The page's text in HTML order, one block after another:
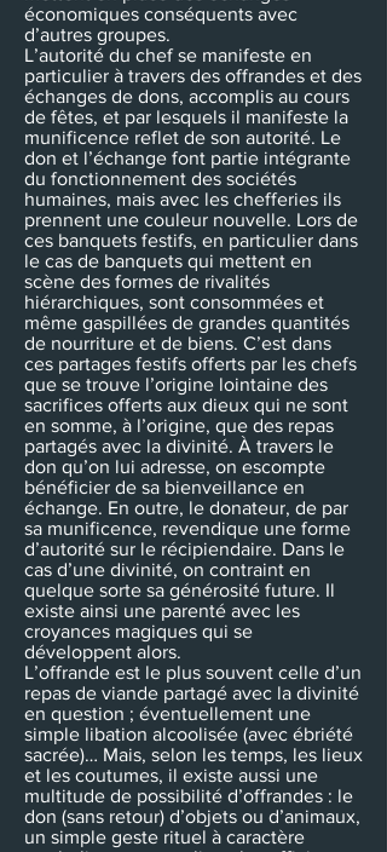
économiques conséquents avec
d’autres groupes.
L’autorité du chef se manifeste en
particulier à travers des offrandes et des
échanges de dons, accomplis au cours
de fêtes, et par lesquels il manifeste la
munificence reflet de son autorité. Le
don et l’échange font partie intégrante
du fonctionnement des sociétés
humaines, mais avec les chefferies ils
prennent une couleur nouvelle. Lors de
ces banquets festifs, en particulier dans
le cas de banquets qui mettent en
scène des formes de rivalités
hiérarchiques, sont consommées et
même gaspillées de grandes quantités
de nourriture et de biens. C’est dans
ces partages festifs offerts par les chefs
que se trouve l’origine lointaine des
sacrifices offerts aux dieux qui ne sont
en somme, à l’origine, que des repas
partagés avec la divinité. À travers le
don qu’on lui adresse, on escompte
bénéficier de sa bienveillance en
échange. En outre, le donateur, de par
sa munificence, revendique une forme
d’autorité sur le récipiendaire. Dans le
cas d’une divinité, on contraint en
quelque sorte sa générosité future. Il
existe ainsi une parenté avec les
croyances magiques qui se
développent alors.
L’offrande est le plus souvent celle d’un
repas de viande partagé avec la divinité
en question ; éventuellement une
simple libation alcoolisée (avec ébriété
sacrée)… Mais, selon les temps, les lieux
et les coutumes, il existe aussi une
multitude de possibilité d’offrandes : le
don (sans retour) d’objets ou d’animaux,
un simple geste rituel à caractère